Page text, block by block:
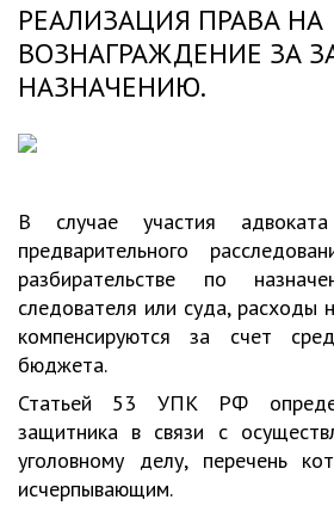
РЕАЛИЗАЦИЯ ПРАВА НА
ВОЗНАГРАЖДЕНИЕ ЗА
НАЗНАЧЕНИЮ.
В случае участия
предварительного
разбирательстве по
следователя или суда, расходы
компенсируются за счет
бюджета.
Статьей 53 УПК РФ
защитника в связи с
уголовному делу, перечень
исчерпывающим.